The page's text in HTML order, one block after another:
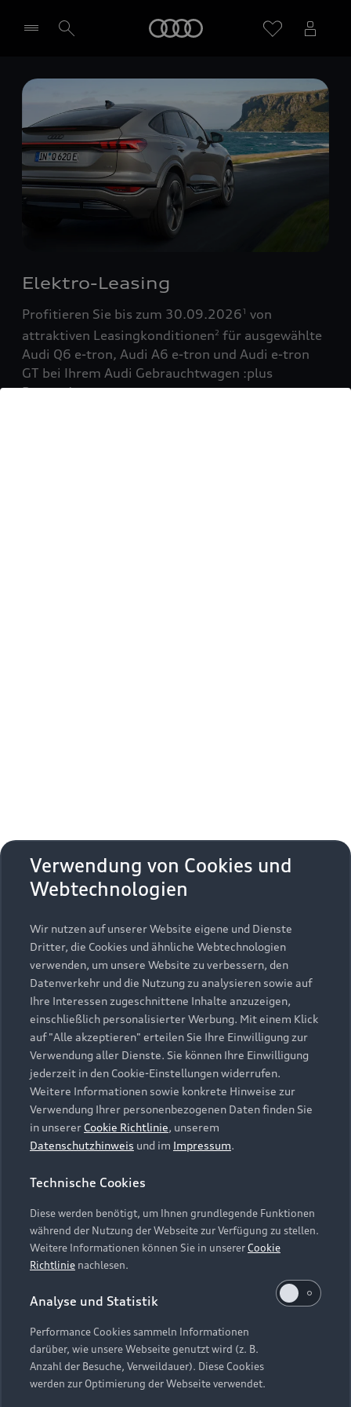
Händler wählen
Elektro-Leasing
Profitieren Sie bis zum 30.09.20261 von
attraktiven Leasingkonditionen2 für ausgewählte
Audi Q6 e-tron, Audi A6 e-tron und Audi e-tron
GT bei Ihrem Audi Gebrauchtwagen :plus
Partner!
Zurück nach oben
Modelle
Alle Modelle
Modelle vergleichen
Elektromodelle
Plug-in-Hybride
Kaufen & leasen
Neuwagensuche
Gebrauchtwagensuche
Gebrauchtwagen
Finanzierung
Aktionen & Angebote
Geschäftskunden
Service & Zubehör
Saisonale Angebote
Audi Services
Garantie
Audi digital services
myAudi
Support
Kundenservice
Händlersuche
Audi Code
Online-Terminvereinbarung
Servicekontakt
Vertrag widerrufen
Über Audi
Unternehmen
Karriere
Investor Relations
Presse & Media Center
Datenschutz
Audi erleben
Newsletter
Impressum Rechtliches
Hinweisgebersystem
Datenschutzinformation
Cookie-Einstellungen
Cookie-Richtlinie
Barrierefreiheit
Hinweis: Die aktuelle Darstellung und Anordnung der
Embleme am Fahrzeug bei allen Abbildungen auf dieser
Webseite kann abweichen.
Verwendung von Cookies und
Webtechnologien
Wir nutzen auf unserer Website eigene und Dienste
Dritter, die Cookies und ähnliche Webtechnologien
verwenden, um unsere Website zu verbessern, den
Datenverkehr und die Nutzung zu analysieren sowie auf
Ihre Interessen zugeschnittene Inhalte anzuzeigen,
einschließlich personalisierter Werbung. Mit einem Klick
auf "Alle akzeptieren" erteilen Sie Ihre Einwilligung zur
Verwendung aller Dienste. Sie können Ihre Einwilligung
jederzeit in den Cookie-Einstellungen widerrufen.
Weitere Informationen sowie konkrete Hinweise zur
Verwendung Ihrer personenbezogenen Daten finden Sie
in unserer Cookie Richtlinie, unserem
Datenschutzhinweis und im Impressum.
Technische Cookies
Diese werden benötigt, um Ihnen grundlegende Funktionen
während der Nutzung der Webseite zur Verfügung zu stellen.
Weitere Informationen können Sie in unsererCookie
Richtlinie nachlesen.
Analyse und Statistik
Performance Cookies sammeln Informationen
darüber, wie unsere Webseite genutzt wird (z. B.
Anzahl der Besuche, Verweildauer). Diese Cookies
werden zur Optimierung der Webseite verwendet.